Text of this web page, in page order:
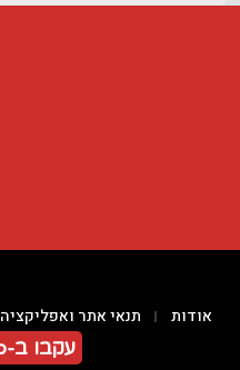
אודות תנאי אתר ואפליקציה
עקבו ב-WhatsApp